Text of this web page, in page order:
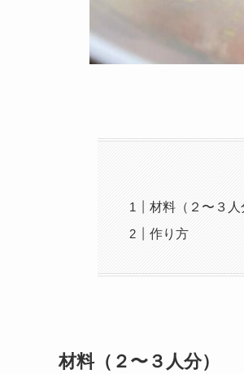
材料（２〜３人
作り方
材料（２〜３人分）